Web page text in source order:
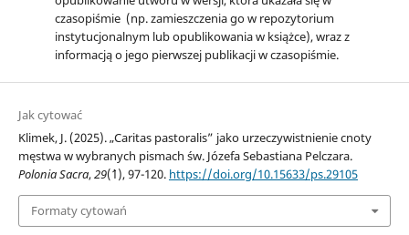
czasopiśmie (np. zamieszczenia go w repozytorium
instytucjonalnym lub opublikowania w książce), wraz z
informacją o jego pierwszej publikacji w czasopiśmie.
Jak cytować
Klimek, J. (2025). „Caritas pastoralis” jako urzeczywistnienie cnoty
męstwa w wybranych pismach św. Józefa Sebastiana Pelczara.
Polonia Sacra,29(`1), 97-120. https://doi.org/10.15633/ps.29105
Formaty cytowań